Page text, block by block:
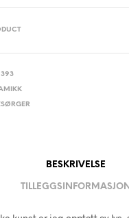
BESKRIVELSE
TILLEGGSINFORMASJON